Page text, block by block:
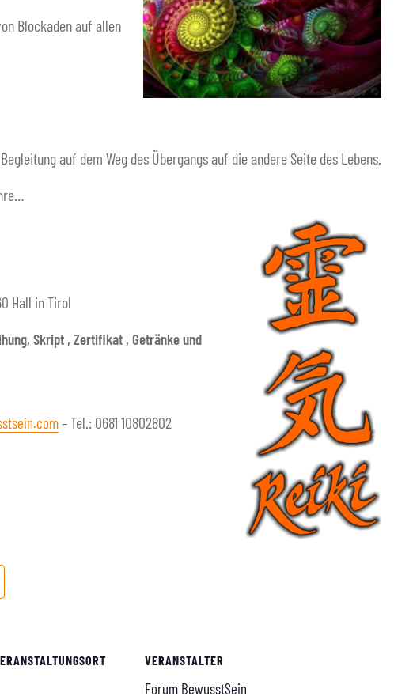
Blockaden auf allen
auf dem Weg des Übergangs auf die andere Seite des Lebens.
Hall in Tirol
Skript , Zertifikat , Getränke und
– Tel.: 0681 10802802
VERANSTALTER
Forum BewusstSein